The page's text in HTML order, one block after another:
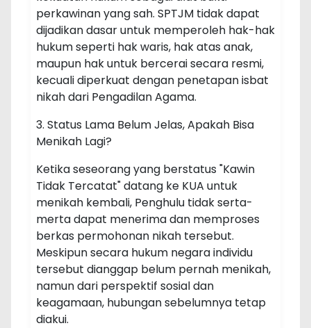
perkawinan yang sah. SPTJM tidak dapat
dijadikan dasar untuk memperoleh hak-hak
hukum seperti hak waris, hak atas anak,
maupun hak untuk bercerai secara resmi,
kecuali diperkuat dengan penetapan isbat
nikah dari Pengadilan Agama.
3. Status Lama Belum Jelas, Apakah Bisa
Menikah Lagi?
Ketika seseorang yang berstatus "Kawin
Tidak Tercatat" datang ke KUA untuk
menikah kembali, Penghulu tidak serta-
merta dapat menerima dan memproses
berkas permohonan nikah tersebut.
Meskipun secara hukum negara individu
tersebut dianggap belum pernah menikah,
namun dari perspektif sosial dan
keagamaan, hubungan sebelumnya tetap
diakui.